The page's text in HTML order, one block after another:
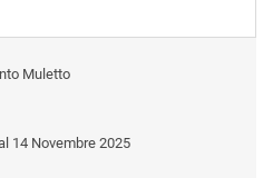
Muletto
14 Novembre 2025